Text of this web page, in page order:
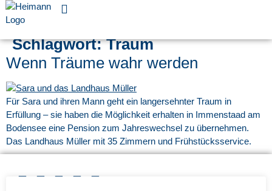
Schlagwort:Traum
Wenn Träume wahr werden
Für Sara und ihren Mann geht ein langersehnter Traum in
Erfüllung – sie haben die Möglichkeit erhalten in Immenstaad am
Bodensee eine Pension zum Jahreswechsel zu übernehmen.
Das Landhaus Müller mit 35 Zimmern und Frühstücksservice.